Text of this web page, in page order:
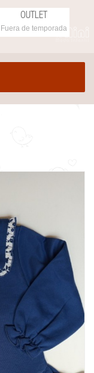
OUTLET
Fuera de temporada